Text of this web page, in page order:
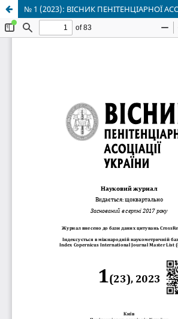
№ 1 (2023): ВІСНИК ПЕНІТЕНЦІАРНОЇ